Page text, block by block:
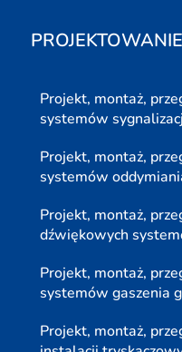
PROJEKTOWANIE
Projekt, montaż,
systemów
Projekt, montaż,
systemów
Projekt, montaż,
dźwiękowych
Projekt, montaż,
systemów gaszenia
Projekt, montaż,